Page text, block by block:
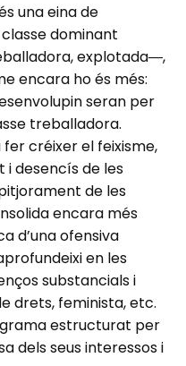
una eina de
dominant
explotada―,
encara ho és més:
seran per
treballadora.
fer créixer el feixisme,
i desencís de les
de les
encara més
d’una ofensiva
en les
substancials i
drets, feminista, etc.
estructurat per
dels seus interessos i